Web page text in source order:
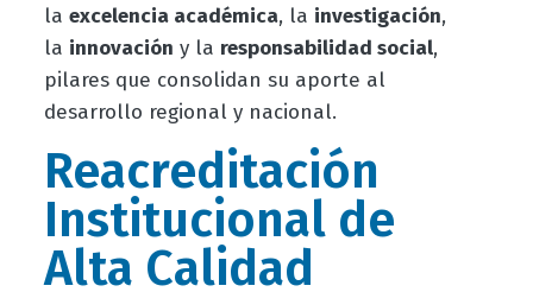
la excelencia académica, la investigación,
la innovación y la responsabilidad social,
pilares que consolidan su aporte al
desarrollo regional y nacional.
Reacreditación
Institucional de
Alta Calidad